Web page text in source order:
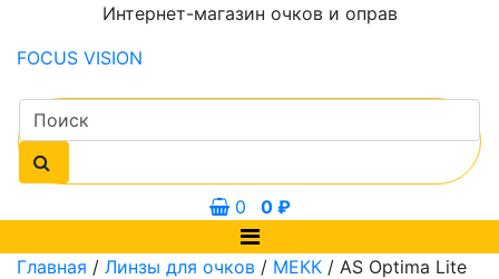
Интернет-магазин очков и оправ
FOCUS VISION
0 0 ₽
Главная / Линзы для очков / МЕКК / AS Optima Lite